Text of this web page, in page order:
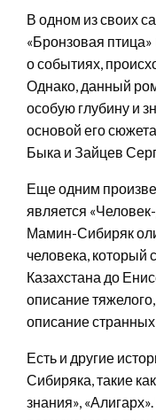
В одном из своих
«Бронзовая
о событиях,
Однако, данный
особую глубину и
основой его
Быка и Зайцев
Еще одним
является
Мамин-Сибиряк
человека, который
Казахстана до
описание
описание
Есть и другие
Сибиряка, такие
знания»,